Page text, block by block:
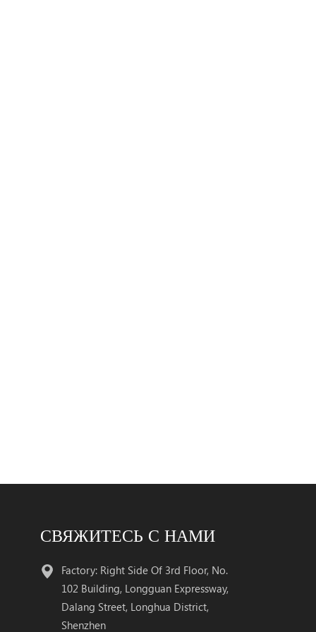
СВЯЖИТЕСЬ С НАМИ
Factory: Right Side Of 3rd Floor, No.
102 Building, Longguan Expressway,
Dalang Street, Longhua District,
Shenzhen